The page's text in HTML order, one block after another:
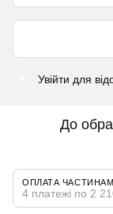
Увійти для
До
ОПЛАТА
4 платежі по 2